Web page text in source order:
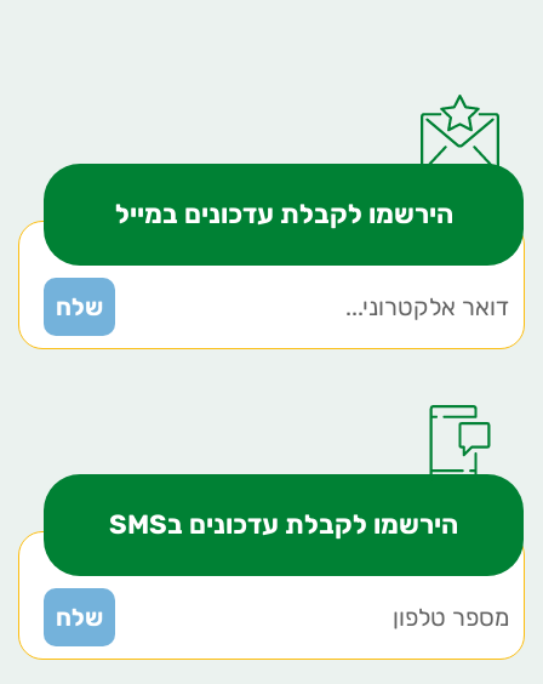
הירשמו לקבלת עדכונים במייל
הירשמו לקבלת עדכונים בSMS